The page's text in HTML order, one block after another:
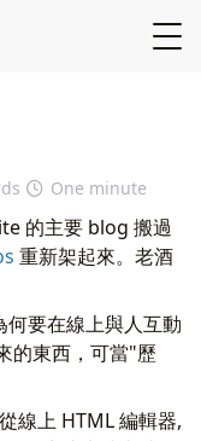
One minute
的主要 blog 搬過
重新架起來。老酒
要在線上與人互動
的東西，可當"歷
線上 HTML 編輯器,